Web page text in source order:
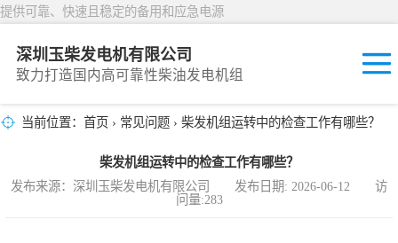
提供可靠、快速且稳定的备用和应急电源
深圳玉柴发电机有限公司
致力打造国内高可靠性柴油发电机组
当前位置： 首页 › 常见问题 › 柴发机组运转中的检查工作有哪些？
柴发机组运转中的检查工作有哪些？
发布来源：深圳玉柴发电机有限公司 发布日期: 2026-06-12 访
问量:283
固定开放式